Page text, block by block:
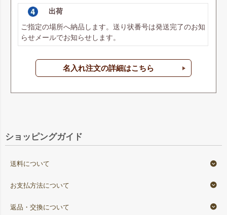
出荷
ご指定の場所へ納品します。送り状番号は発送完了のお知
らせメールでお知らせします。
名入れ注文の詳細はこちら
ショッピングガイド
送料について
お支払方法について
返品・交換について